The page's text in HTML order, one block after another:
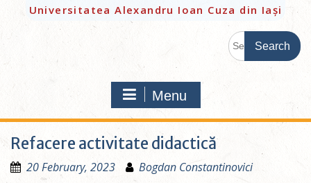
Universitatea Alexandru Ioan Cuza din Iași
Menu
Refacere activitate didactică
20 February, 2023 Bogdan Constantinovici